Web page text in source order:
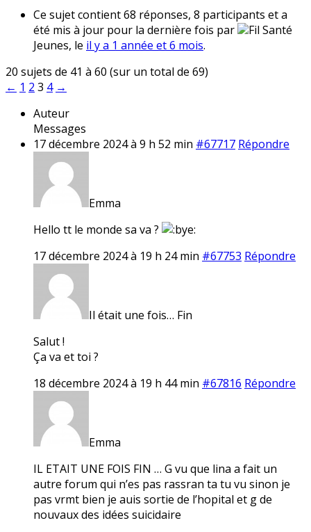
Ce sujet contient 68 réponses, 8 participants et a
été mis à jour pour la dernière fois par
Fil Santé
Jeunes, le il y a 1 année et 6 mois.
20 sujets de 41 à 60 (sur un total de 69)
← 1 2 3 4 →
Auteur
Messages
17 décembre 2024 à 9 h 52 min #67717 Répondre
Emma
Hello tt le monde sa va ?
17 décembre 2024 à 19 h 24 min #67753 Répondre
Il était une fois… Fin
Salut !
Ça va et toi ?
18 décembre 2024 à 19 h 44 min #67816 Répondre
Emma
IL ETAIT UNE FOIS FIN … G vu que lina a fait un
autre forum qui n’es pas rassran ta tu vu sinon je
pas vrmt bien je auis sortie de l’hopital et g de
nouvaux des idées suicidaire